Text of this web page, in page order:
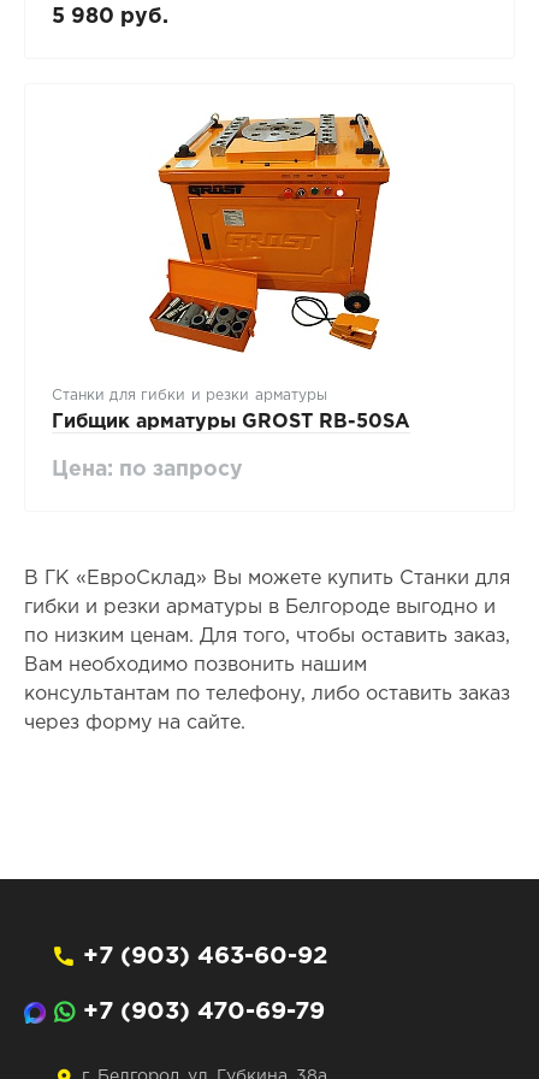
5 980 руб.
Станки для гибки и резки арматуры
Гибщик арматуры GROST RB-50SA
Цена: по запросу
В ГК «ЕвроСклад» Вы можете купить Станки для
гибки и резки арматуры в Белгороде выгодно и
по низким ценам. Для того, чтобы оставить заказ,
Вам необходимо позвонить нашим
консультантам по телефону, либо оставить заказ
через форму на сайте.
+7 (903) 463-60-92
+7 (903) 470-69-79